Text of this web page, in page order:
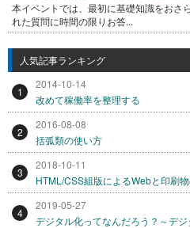
本イベントでは、最初に基礎知識をおさ
れた質問に時間の限りお答...
人気記事ランキング
1
2014-10-14
改めて稼働率を整理する
2
2016-08-08
括弧類の使い方
3
2018-10-11
HTML/CSS組版によるWebと印刷
4
2019-05-27
デジタル化ってなんだろう？～デ